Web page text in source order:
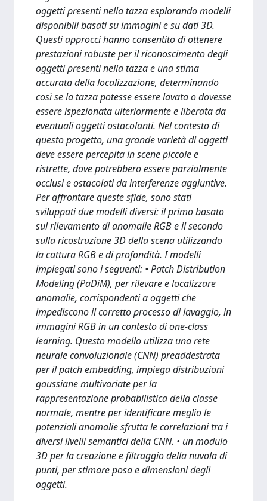
oggetti presenti nella tazza esplorando modelli
disponibili basati su immagini e su dati 3D.
Questi approcci hanno consentito di ottenere
prestazioni robuste per il riconoscimento degli
oggetti presenti nella tazza e una stima
accurata della localizzazione, determinando
così se la tazza potesse essere lavata o dovesse
essere ispezionata ulteriormente e liberata da
eventuali oggetti ostacolanti. Nel contesto di
questo progetto, una grande varietà di oggetti
deve essere percepita in scene piccole e
ristrette, dove potrebbero essere parzialmente
occlusi e ostacolati da interferenze aggiuntive.
Per affrontare queste sfide, sono stati
sviluppati due modelli diversi: il primo basato
sul rilevamento di anomalie RGB e il secondo
sulla ricostruzione 3D della scena utilizzando
la cattura RGB e di profondità. I modelli
impiegati sono i seguenti: • Patch Distribution
Modeling (PaDiM), per rilevare e localizzare
anomalie, corrispondenti a oggetti che
impediscono il corretto processo di lavaggio, in
immagini RGB in un contesto di one-class
learning. Questo modello utilizza una rete
neurale convoluzionale (CNN) preaddestrata
per il patch embedding, impiega distribuzioni
gaussiane multivariate per la
rappresentazione probabilistica della classe
normale, mentre per identificare meglio le
potenziali anomalie sfrutta le correlazioni tra i
diversi livelli semantici della CNN. • un modulo
3D per la creazione e filtraggio della nuvola di
punti, per stimare posa e dimensioni degli
oggetti.